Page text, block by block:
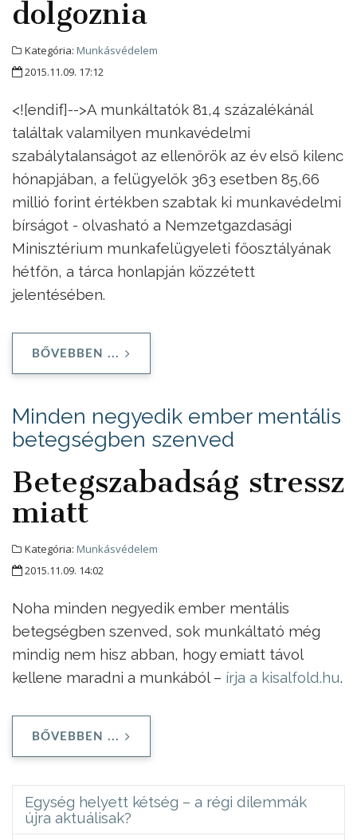
dolgoznia
Kategória: Munkásvédelem
2015.11.09. 17:12
<![endif]-->A munkáltatók 81,4 százalékánál
találtak valamilyen munkavédelmi
szabálytalanságot az ellenőrök az év első kilenc
hónapjában, a felügyelők 363 esetben 85,66
millió forint értékben szabtak ki munkavédelmi
bírságot - olvasható a Nemzetgazdasági
Minisztérium munkafelügyeleti főosztályának
hétfőn, a tárca honlapján közzétett
jelentésében.
BŐVEBBEN ...
Minden negyedik ember mentális
betegségben szenved
Betegszabadság stressz
miatt
Kategória: Munkásvédelem
2015.11.09. 14:02
Noha minden negyedik ember mentális
betegségben szenved, sok munkáltató még
mindig nem hisz abban, hogy emiatt távol
kellene maradni a munkából – írja a kisalfold.hu.
BŐVEBBEN ...
Egység helyett kétség – a régi dilemmák
újra aktuálisak?